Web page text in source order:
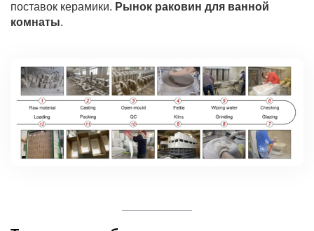
поставок керамики. Рынок раковин для ванной
комнаты.